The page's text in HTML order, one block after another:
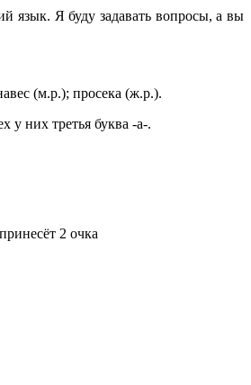
язык. Я буду задавать вопросы, а вы
(м.р.); просека (ж.р.).
у них третья буква -а-.
2 очка